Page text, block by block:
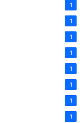
1
1
1
1
1
1
1
1